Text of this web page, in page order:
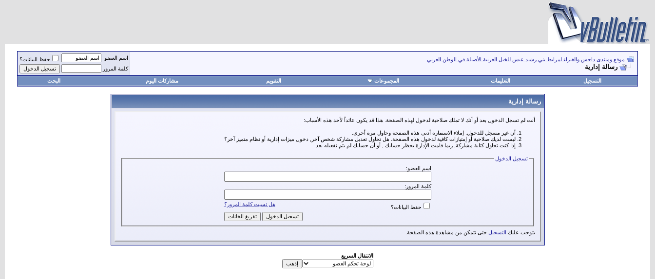
موقع ومنتدى داحس والغبراء لمرابط بني رشيد عبس للخيل العربية الأصيلة في الوطن العربي
رسالة إدارية
اسم العضو
حفظ البيانات؟
كلمة المرور
التسجيل التعليمات المجموعات التقويم مشاركات اليوم البحث
رسالة إدارية
أنت لم تسجل الدخول بعد أو أنك لا تملك صلاحية لدخول لهذه الصفحة. هذا قد يكون عائداً لأحد هذه الأسباب:
أن غير مسجل للدخول. إملاء الاستمارة أدنى هذه الصفحة وحاول مرة أخرى.
ليست لديك صلاحية أو إمتيازات كافية لدخول هذه الصفحة. هل تحاول تعديل مشاركة شخص آخر, دخول ميزات إدارية أو نظام متميز آخر؟
إذا كنت تحاول كتابة مشاركة, ربما قامت الإدارة بحظر حسابك , أو أن حسابك لم يتم تفعيله بعد.
تسجيل الدخول
اسم العضو:
كلمة المرور:
هل نسيت كلمة المرور؟ حفظ البيانات؟
يتوجب عليك التسجيل حتى تتمكن من مشاهدة هذه الصفحة.
الانتقال السريع